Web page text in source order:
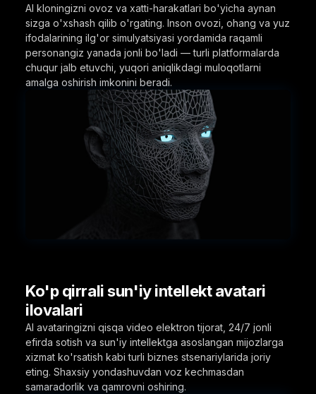
AI kloningizni ovoz va xatti-harakatlari bo'yicha aynan
sizga o'xshash qilib o'rgating. Inson ovozi, ohang va yuz
ifodalarining ilg'or simulyatsiyasi yordamida raqamli
personangiz yanada jonli bo'ladi — turli platformalarda
chuqur jalb etuvchi, yuqori aniqlikdagi muloqotlarni
amalga oshirish imkonini beradi.
Ko'p qirrali sun'iy intellekt avatari
ilovalari
AI avataringizni qisqa video elektron tijorat, 24/7 jonli
efirda sotish va sun'iy intellektga asoslangan mijozlarga
xizmat ko'rsatish kabi turli biznes stsenariylarida joriy
eting. Shaxsiy yondashuvdan voz kechmasdan
samaradorlik va qamrovni oshiring.